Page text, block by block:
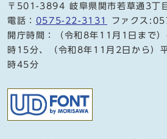
〒501-3894 岐阜県関市若草通3丁
電話： 0575-22-3131
ファクス
開庁時間：（令和8年11月1日まで
時15分、（令和8年11月2日から
時45分